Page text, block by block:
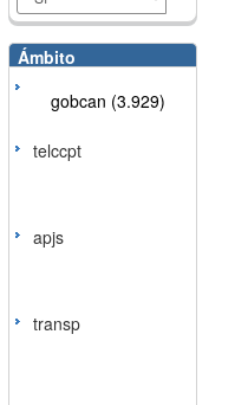
Ámbito
gobcan (3.929)
telccpt
apjs
transp